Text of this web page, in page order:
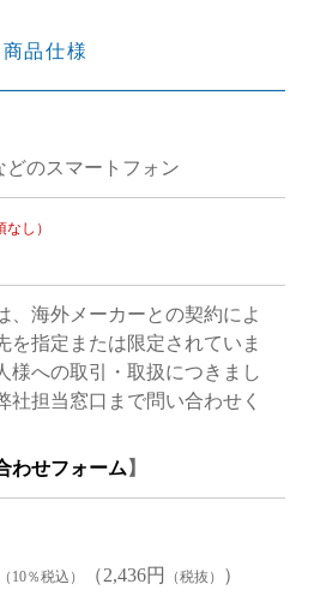
商品仕様
どのスマートフォン
なし）
、海外メーカーとの契約によ
を指定または限定されていま
様への取引・取扱につきまし
社担当窓口まで問い合わせく
わせフォーム 】
（10％税込） （2,436円 （税抜） ）